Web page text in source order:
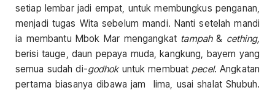
setiap lembar jadi empat, untuk membungkus penganan,
menjadi tugas Wita sebelum mandi. Nanti setelah mandi
ia membantu Mbok Mar mengangkat tampah& cething,
berisi tauge, daun pepaya muda, kangkung, bayem yang
semua sudah di-godhok untuk membuat pecel. Angkatan
pertama biasanya dibawa jam lima, usai shalat Shubuh.